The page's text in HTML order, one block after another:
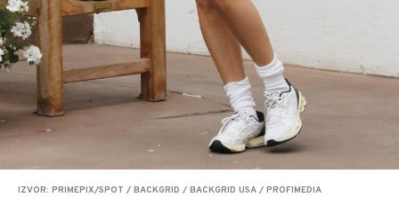
IZVOR: PRIMEPIX/SPOT / BACKGRID / BACKGRID USA / PROFIMEDIA